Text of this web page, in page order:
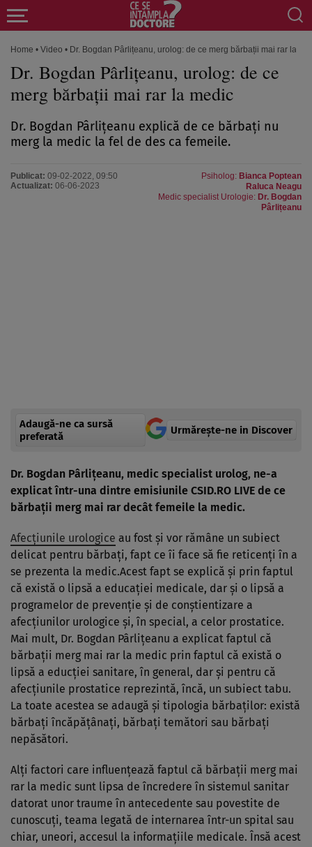
Home • Video • Dr. Bogdan Pârlițeanu, urolog: de ce merg bărbații mai rar la
Dr. Bogdan Pârlițeanu, urolog: de ce
merg bărbații mai rar la medic
Dr. Bogdan Pârlițeanu explică de ce bărbați nu
merg la medic la fel de des ca femeile.
Publicat: 09-02-2022, 09:50
Actualizat: 06-06-2023
Psiholog: Bianca Poptean
Raluca Neagu
Medic specialist Urologie: Dr. Bogdan
Pârlițeanu
Adaugă-ne ca sursă
preferată
Urmărește-ne in Discover
Dr. Bogdan Pârlițeanu, medic specialist urolog, ne-a
explicat într-una dintre emisiunile CSID.RO LIVE de ce
bărbații merg mai rar decât femeile la medic.
Afecțiunile urologice au fost și vor rămâne un subiect
delicat pentru bărbați, fapt ce îi face să fie reticenți în a
se prezenta la medic.Acest fapt se explică și prin faptul
că există o lipsă a educației medicale, dar și o lipsă a
programelor de prevenție și de conștientizare a
afecțiunilor urologice și, în special, a celor prostatice.
Mai mult, Dr. Bogdan Pârlițeanu a explicat faptul că
bărbații merg mai rar la medic prin faptul că există o
lipsă a educției sanitare, în general, dar și pentru că
afecțiunile prostatice reprezintă, încă, un subiect tabu.
La toate acestea se adaugă și tipologia bărbaților: există
bărbați încăpățânați, bărbați temători sau bărbați
nepăsători.
Alți factori care influențează faptul că bărbații merg mai
rar la medic sunt lipsa de încredere în sistemul sanitar
datorat unor traume în antecedente sau povestite de
cunoscuți, teama legată de internarea într-un spital sau
chiar, uneori, accesul la informațiile medicale. Însă acest